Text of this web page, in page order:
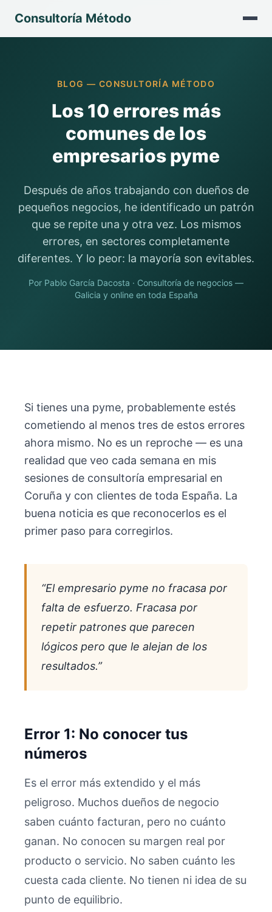
Consultoría Método
BLOG — CONSULTORÍA MÉTODO
Los 10 errores más
comunes de los
empresarios pyme
Después de años trabajando con dueños de
pequeños negocios, he identificado un patrón
que se repite una y otra vez. Los mismos
errores, en sectores completamente
diferentes. Y lo peor: la mayoría son evitables.
Por Pablo García Dacosta · Consultoría de negocios —
Galicia y online en toda España
Si tienes una pyme, probablemente estés
cometiendo al menos tres de estos errores
ahora mismo. No es un reproche — es una
realidad que veo cada semana en mis
sesiones de consultoría empresarial en
Coruña y con clientes de toda España. La
buena noticia es que reconocerlos es el
primer paso para corregirlos.
“El empresario pyme no fracasa por
falta de esfuerzo. Fracasa por
repetir patrones que parecen
lógicos pero que le alejan de los
resultados.”
Error 1: No conocer tus
números
Es el error más extendido y el más
peligroso. Muchos dueños de negocio
saben cuánto facturan, pero no cuánto
ganan. No conocen su margen real por
producto o servicio. No saben cuánto les
cuesta cada cliente. No tienen ni idea de su
punto de equilibrio.